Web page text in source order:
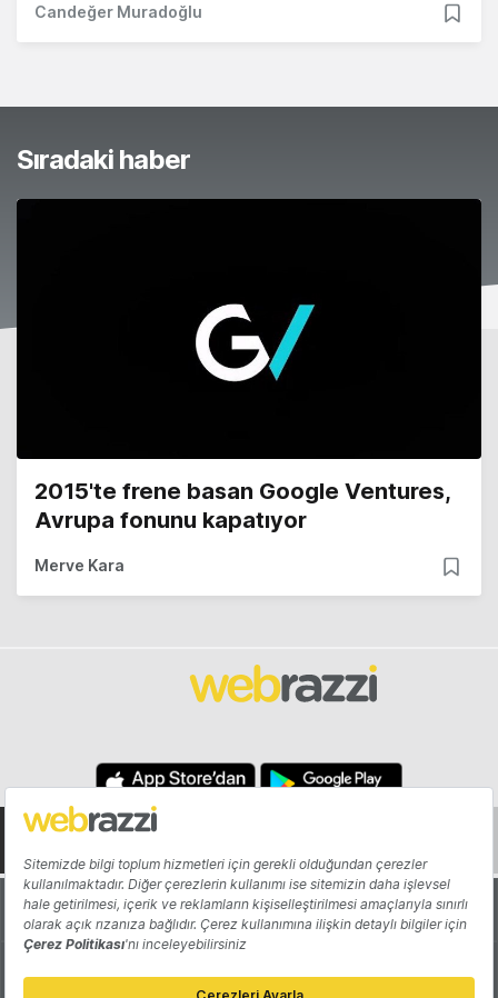
Candeğer Muradoğlu
Sıradaki haber
2015'te frene basan Google Ventures,
Avrupa fonunu kapatıyor
Merve Kara
Hakkında Yazarlar
Katkıda Bulun Reklam